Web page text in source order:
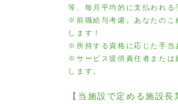
等、毎月平均的に支払われる
※前職給与考慮。あなたのこ
します！
※所持する資格に応じた手当
※サービス提供責任者または
します。
【当施設で定める施設